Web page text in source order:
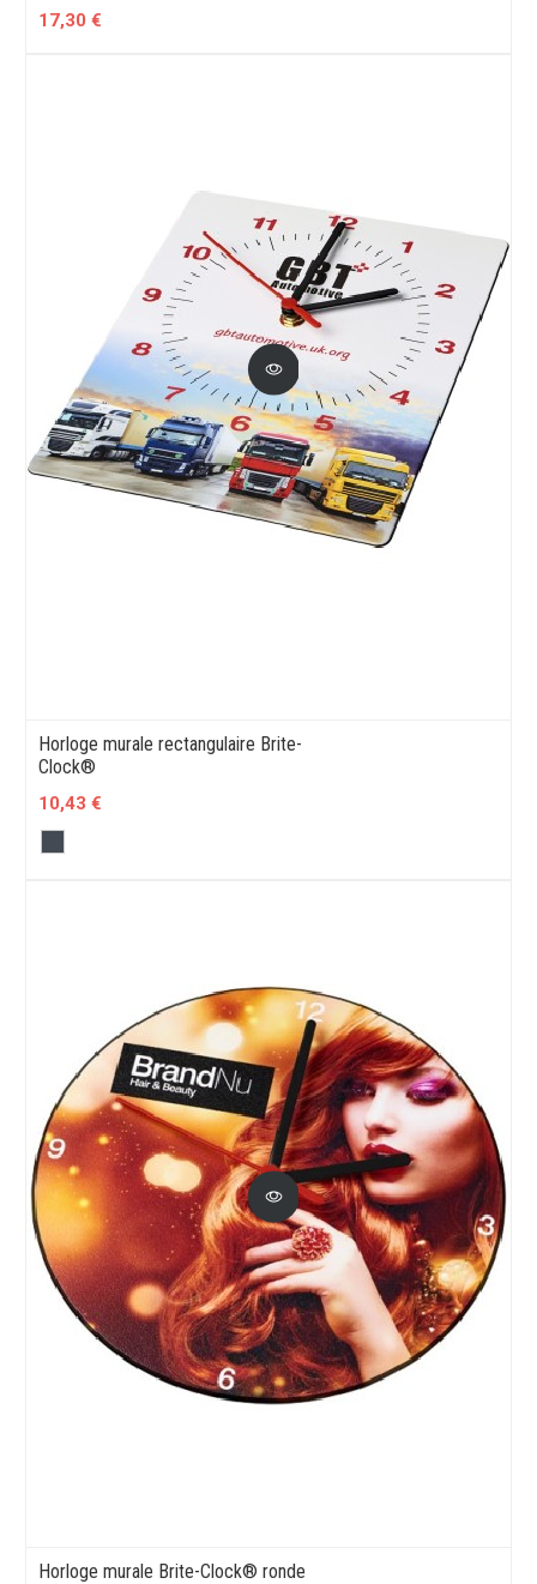
17,30 €
Horloge murale rectangulaire Brite-
Clock®
10,43 €
Horloge murale Brite-Clock® ronde